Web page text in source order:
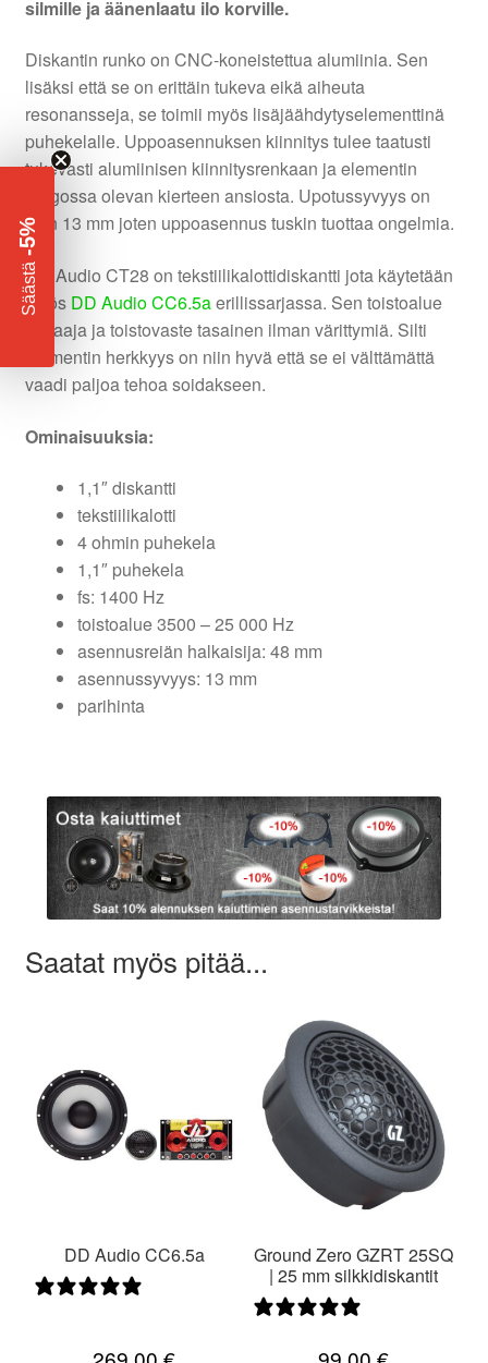
silmille ja äänenlaatu ilo korville.
Diskantin runko on CNC-koneistettua alumiinia. Sen
lisäksi että se on erittäin tukeva eikä aiheuta
resonansseja, se toimii myös lisäjäähdytyselementtinä
puhekelalle. Uppoasennuksen kiinnitys tulee taatusti
tukevasti alumiinisen kiinnitysrenkaan ja elementin
rungossa olevan kierteen ansiosta. Upotussyvyys on
vain 13 mm joten uppoasennus tuskin tuottaa ongelmia.
DD Audio CT28 on tekstiilikalottidiskantti jota käytetään
myös DD Audio CC6.5aerillissarjassa. Sen toistoalue
on laaja ja toistovaste tasainen ilman värittymiä. Silti
elementin herkkyys on niin hyvä että se ei välttämättä
vaadi paljoa tehoa soidakseen.
Ominaisuuksia:
1,1″ diskantti
tekstiilikalotti
4 ohmin puhekela
1,1″ puhekela
fs: 1400 Hz
toistoalue 3500 – 25 000 Hz
asennusreiän halkaisija: 48 mm
asennussyvyys: 13 mm
parihinta
Saatat myös pitää...
DD Audio CC6.5a
Ground Zero GZRT 25SQ
| 25 mm silkkidiskantit
Säästä
-5%